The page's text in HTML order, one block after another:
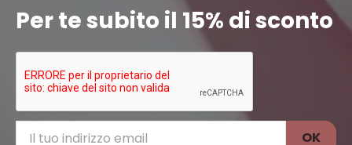
Per te subito il 15% di sconto